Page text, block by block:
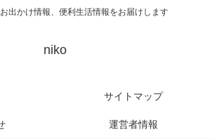
出かけ情報、便利生活情報をお届けします
niko
サイトマップ
運営者情報